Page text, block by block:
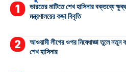
ভারতের মাটিতে শেখ হাসিনার বক্তব্যে
মন্ত্রণালয়ের কড়া বিবৃতি
আওয়ামী লীগের ওপর নিষেধাজ্ঞা তুলে নতুন
শেখ হাসিনার